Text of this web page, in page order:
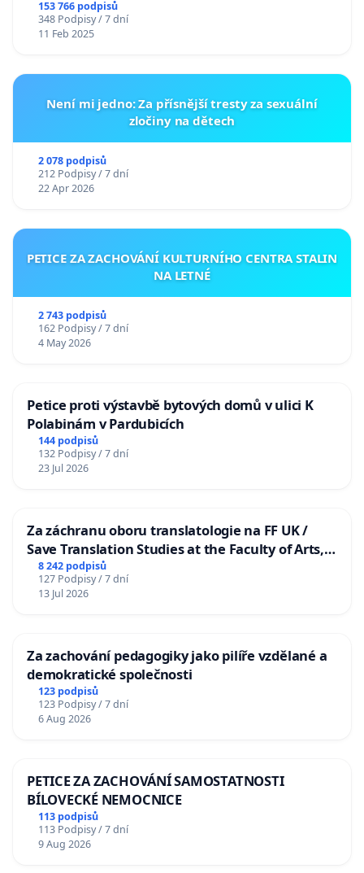
153 766 podpisů
348 Podpisy / 7 dní
11 Feb 2025
Není mi jedno: Za přísnější tresty za sexuální
zločiny na dětech
2 078 podpisů
212 Podpisy / 7 dní
22 Apr 2026
PETICE ZA ZACHOVÁNÍ KULTURNÍHO CENTRA STALIN
NA LETNÉ
2 743 podpisů
162 Podpisy / 7 dní
4 May 2026
Petice proti výstavbě bytových domů v ulici K
Polabinám v Pardubicích
144 podpisů
132 Podpisy / 7 dní
23 Jul 2026
Za záchranu oboru translatologie na FF UK /
Save Translation Studies at the Faculty of Arts,
Charles University
8 242 podpisů
127 Podpisy / 7 dní
13 Jul 2026
Za zachování pedagogiky jako pilíře vzdělané a
demokratické společnosti
123 podpisů
123 Podpisy / 7 dní
6 Aug 2026
PETICE ZA ZACHOVÁNÍ SAMOSTATNOSTI
BÍLOVECKÉ NEMOCNICE
113 podpisů
113 Podpisy / 7 dní
9 Aug 2026